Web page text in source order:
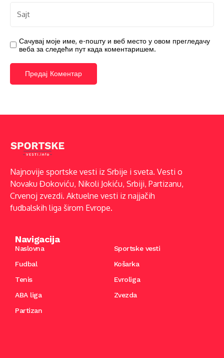
Сачувај моје име, е-пошту и веб место у овом прегледачу
веба за следећи пут када коментаришем.
Najnovije sportske vesti iz Srbije i sveta. Vesti o
Novaku Đokoviću, Nikoli Jokiću, Srbiji, Partizanu,
Crvenoj zvezdi. Aktuelne vesti iz najjačih
fudbalskih liga širom Evrope.
Navigacija
Naslovna
Sportske vesti
Fudbal
Košarka
Tenis
Evroliga
ABA liga
Zvezda
Partizan